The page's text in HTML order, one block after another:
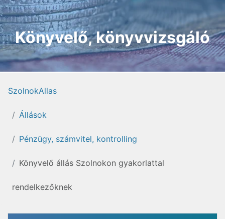
Könyvelő, könyvvizsgáló
SzolnokAllas
Állások
Pénzügy, számvitel, kontrolling
Könyvelő állás Szolnokon gyakorlattal
rendelkezőknek